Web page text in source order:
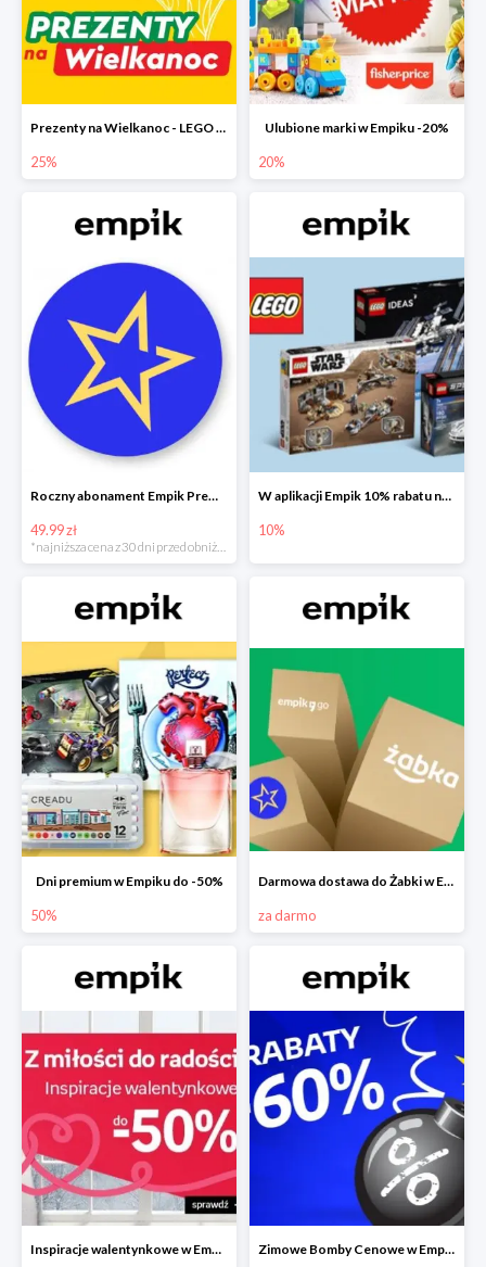
Prezenty na Wielkanoc - LEGO w Empiku do -25%
25%
Ulubione marki w Empiku -20%
20%
Roczny abonament Empik Premium w super cenie
49.99 zł
*najniższa cena z 30 dni przed obniżką
W aplikacji Empik 10% rabatu na klocki LEGO
10%
Dni premium w Empiku do -50%
50%
Darmowa dostawa do Żabki w Empiku
za darmo
Inspiracje walentynkowe w Empiku do -50% Zimowe Bomby Cenowe w Empiku do -60%